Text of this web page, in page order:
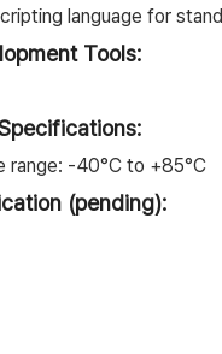
language for
Tools:
range: -40°C to +85°C
(pending):